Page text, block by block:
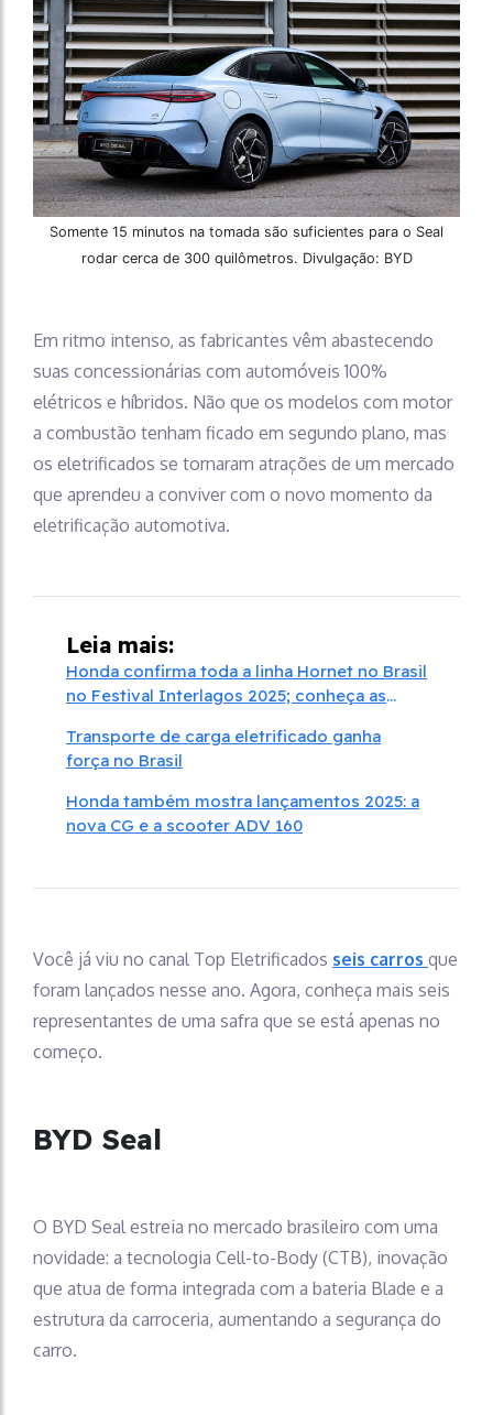
Somente 15 minutos na tomada são suficientes para o Seal
rodar cerca de 300 quilômetros. Divulgação: BYD
Em ritmo intenso, as fabricantes vêm abastecendo
suas concessionárias com automóveis 100%
elétricos e híbridos. Não que os modelos com motor
a combustão tenham ficado em segundo plano, mas
os eletrificados se tornaram atrações de um mercado
que aprendeu a conviver com o novo momento da
eletrificação automotiva.
Leia mais:
Honda confirma toda a linha Hornet no Brasil
no Festival Interlagos 2025; conheça as
Transporte de carga eletrificado ganha
força no Brasil
Honda também mostra lançamentos 2025: a
nova CG e a scooter ADV 160
Você já viu no canal Top Eletrificados seis carros que
foram lançados nesse ano. Agora, conheça mais seis
representantes de uma safra que se está apenas no
começo.
BYD Seal
O BYD Seal estreia no mercado brasileiro com uma
novidade: a tecnologia Cell-to-Body (CTB), inovação
que atua de forma integrada com a bateria Blade e a
estrutura da carroceria, aumentando a segurança do
carro.